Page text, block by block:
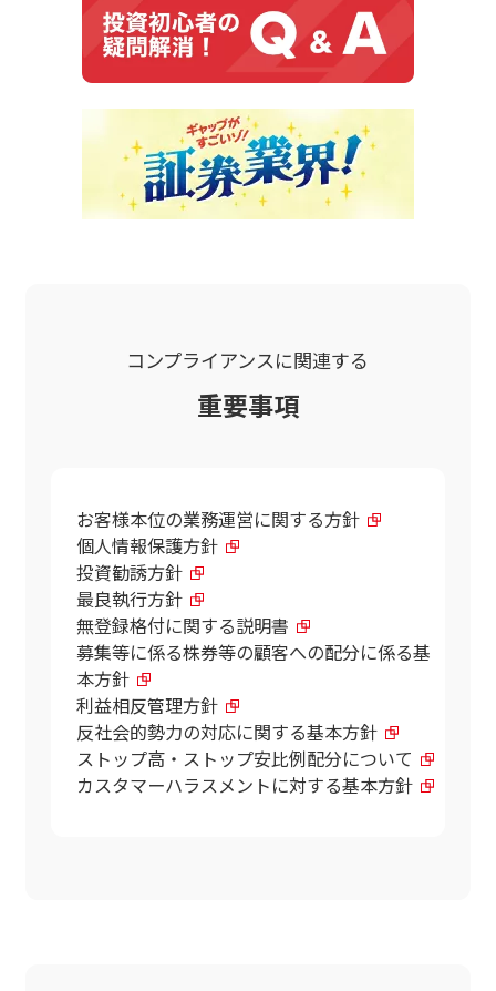
コンプライアンスに関連する
重要事項
お客様本位の業務運営に関する方針
個人情報保護方針
投資勧誘方針
最良執行方針
無登録格付に関する説明書
募集等に係る株券等の顧客への配分に係る基
本方針
利益相反管理方針
反社会的勢力の対応に関する基本方針
ストップ高・ストップ安比例配分について
カスタマーハラスメントに対する基本方針